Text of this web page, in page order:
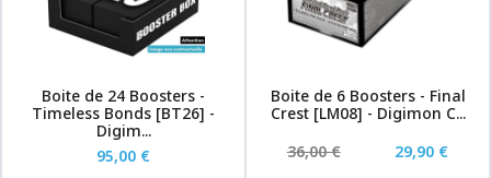
Boite de 24 Boosters -
Timeless Bonds [BT26] -
Digim...
95,00 €
Boite de 6 Boosters - Final
Crest [LM08] - Digimon C...
36,00 €
29,90 €